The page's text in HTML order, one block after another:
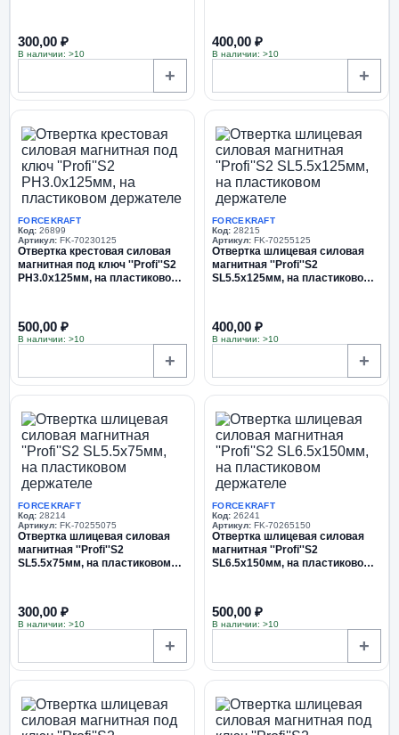
300,00 ₽
В наличии: >10
+
400,00 ₽
В наличии: >10
+
FORCEKRAFT
Код: 26899
Артикул: FK-70230125
Отвертка крестовая силовая
магнитная под ключ ''Profi''S2
PH3.0х125мм, на пластиковом
500,00 ₽
В наличии: >10
+
FORCEKRAFT
Код: 28215
Артикул: FK-70255125
Отвертка шлицевая силовая
магнитная ''Profi''S2
SL5.5х125мм, на пластиковом
400,00 ₽
В наличии: >10
+
FORCEKRAFT
Код: 28214
Артикул: FK-70255075
Отвертка шлицевая силовая
магнитная ''Profi''S2
SL5.5х75мм, на пластиковом
300,00 ₽
В наличии: >10
+
FORCEKRAFT
Код: 26241
Артикул: FK-70265150
Отвертка шлицевая силовая
магнитная ''Profi''S2
SL6.5х150мм, на пластиковом
500,00 ₽
В наличии: >10
+